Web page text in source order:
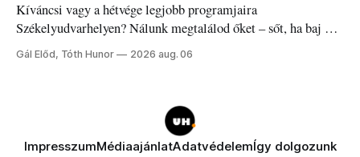
Kíváncsi vagy a hétvége legjobb programjaira
Székelyudvarhelyen? Nálunk megtalálod őket – sőt, ha baj van
a fogaddal, a fogorvosi ügyeletet is!
Gál Előd, Tóth Hunor 2026 aug. 06
ImpresszumMédiaajánlatAdatvédelemÍgy dolgozunk